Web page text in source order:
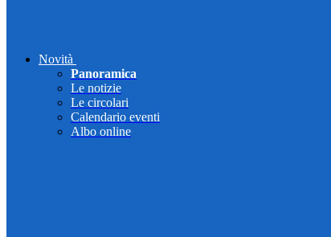
Novità
Panoramica
Le notizie
Le circolari
Calendario eventi
Albo online